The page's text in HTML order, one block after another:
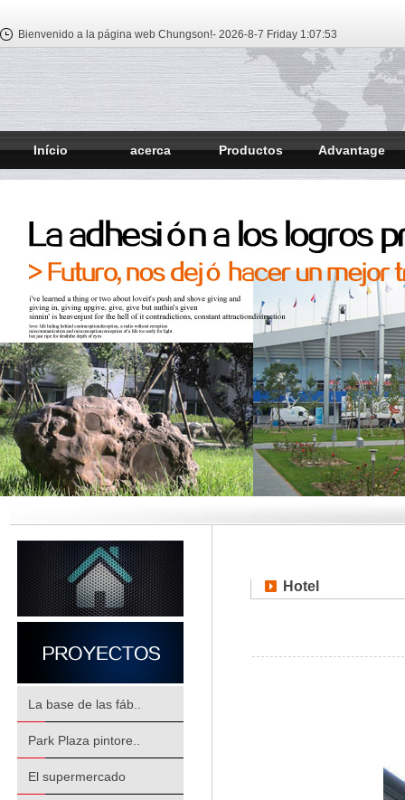
Bienvenido a la página web Chungson!- 2026-8-7 Friday 1:07:54
Início acerca Productos Advantage
La base de las fáb..
Park Plaza pintore..
El supermercado
Hotel